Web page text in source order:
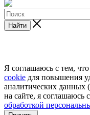
Найти
Я соглашаюсь с тем,
cookie для повышения
аналитических данных
на сайте, я соглашаюсь с
обработкой